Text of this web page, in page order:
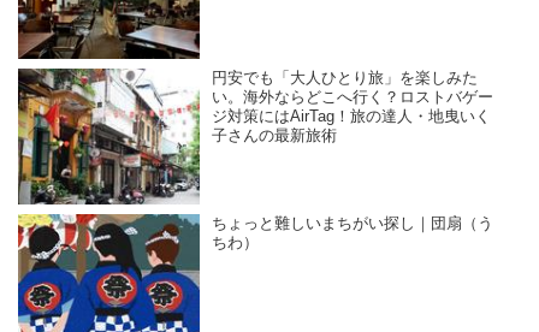
円安でも「大人ひとり旅」を楽しみた
い。海外ならどこへ行く？ロストバゲー
ジ対策にはAirTag！旅の達人・地曳いく
子さんの最新旅術
ちょっと難しいまちがい探し｜団扇（う
ちわ）